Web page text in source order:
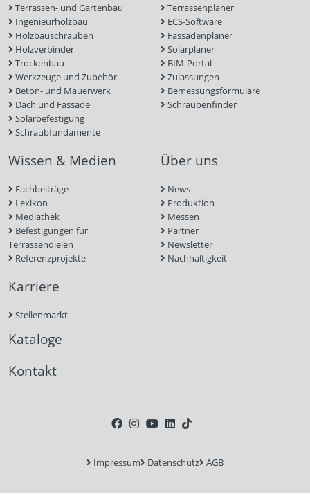
Terrassen- und Gartenbau
Ingenieurholzbau
Holzbauschrauben
Holzverbinder
Trockenbau
Werkzeuge und Zubehör
Beton- und Mauerwerk
Dach und Fassade
Solarbefestigung
Schraubfundamente
Terrassenplaner
ECS-Software
Fassadenplaner
Solarplaner
BIM-Portal
Zulassungen
Bemessungsformulare
Schraubenfinder
Wissen & Medien
Fachbeiträge
Lexikon
Mediathek
Befestigungen für
Terrassendielen
Referenzprojekte
Über uns
News
Produktion
Messen
Partner
Newsletter
Nachhaltigkeit
Karriere
Stellenmarkt
Kataloge
Kontakt
Impressum Datenschutz AGB